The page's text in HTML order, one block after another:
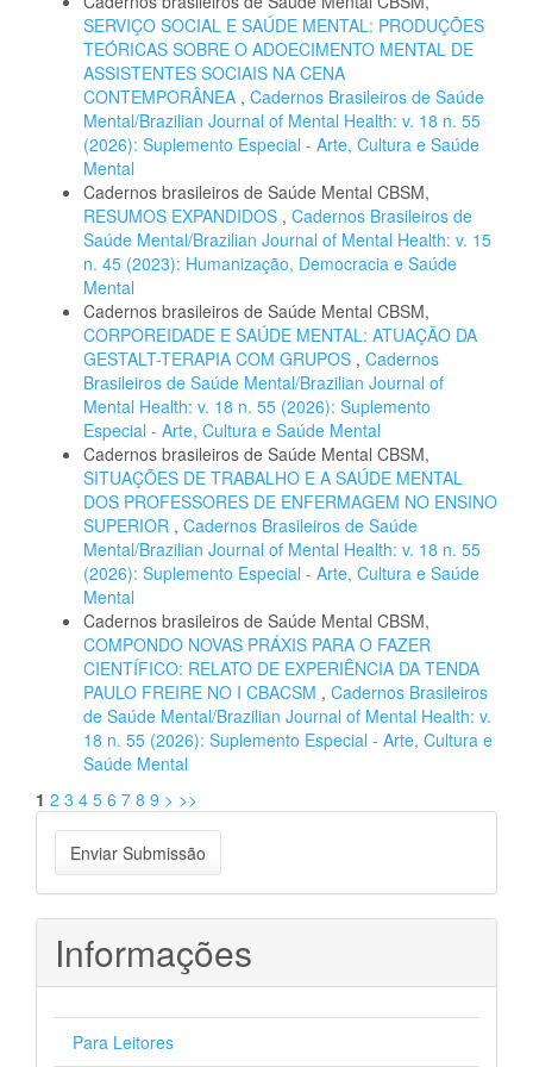
SERVIÇO SOCIAL E SAÚDE MENTAL: PRODUÇÕES
TEÓRICAS SOBRE O ADOECIMENTO MENTAL DE
ASSISTENTES SOCIAIS NA CENA
CONTEMPORÂNEA , Cadernos Brasileiros de Saúde
Mental/Brazilian Journal of Mental Health: v. 18 n. 55
(2026): Suplemento Especial - Arte, Cultura e Saúde
Mental
Cadernos brasileiros de Saúde Mental CBSM,
RESUMOS EXPANDIDOS , Cadernos Brasileiros de
Saúde Mental/Brazilian Journal of Mental Health: v. 15
n. 45 (2023): Humanização, Democracia e Saúde
Mental
Cadernos brasileiros de Saúde Mental CBSM,
CORPOREIDADE E SAÚDE MENTAL: ATUAÇÃO DA
GESTALT-TERAPIA COM GRUPOS , Cadernos
Brasileiros de Saúde Mental/Brazilian Journal of
Mental Health: v. 18 n. 55 (2026): Suplemento
Especial - Arte, Cultura e Saúde Mental
Cadernos brasileiros de Saúde Mental CBSM,
SITUAÇÕES DE TRABALHO E A SAÚDE MENTAL
DOS PROFESSORES DE ENFERMAGEM NO ENSINO
SUPERIOR , Cadernos Brasileiros de Saúde
Mental/Brazilian Journal of Mental Health: v. 18 n. 55
(2026): Suplemento Especial - Arte, Cultura e Saúde
Mental
Cadernos brasileiros de Saúde Mental CBSM,
COMPONDO NOVAS PRÁXIS PARA O FAZER
CIENTÍFICO: RELATO DE EXPERIÊNCIA DA TENDA
PAULO FREIRE NO I CBACSM , Cadernos Brasileiros
de Saúde Mental/Brazilian Journal of Mental Health: v.
18 n. 55 (2026): Suplemento Especial - Arte, Cultura e
Saúde Mental
1 2 3 4 5 6 7 8 9 > >>
Enviar
Submissão
Enviar Submissão
Informações
Para Leitores